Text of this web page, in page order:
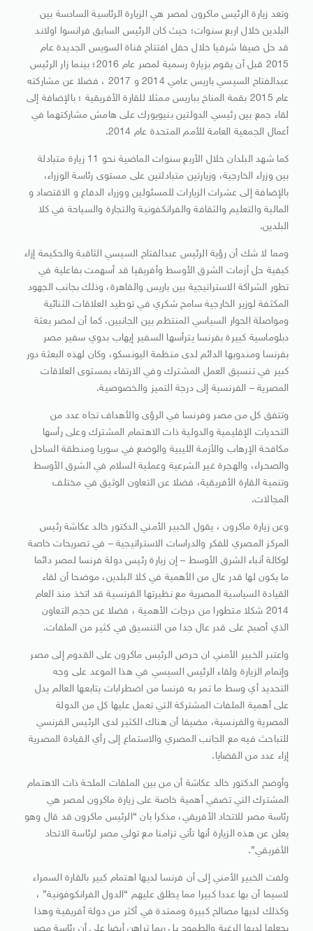
وتعد زيارة الرئيس ماكرون لمصر هي الزيارة الرئاسية السادسة بين
البلدين خلال اربع سنوات؛ حيث كان الرئيس السابق فرانسوا اولاند
قد حل ضيفا شرفيا خلال حفل افتتاح قناة السويس الجديدة عام
2015 قبل أن يقوم بزيارة رسمية لمصر عام 2016؛ بينما زار الرئيس
عبدالفتاح السيسي باريس عامي 2014 و 2017 ، فضلا عن مشاركته
عام 2015 بقمة المناخ بباريس ممثلا للقارة الأفريقية ؛ بالإضافة إلى
لقاء جمع بين رئيسي الدولتين بنيويورك على هامش مشاركتهما في
أعمال الجمعية العامة للأمم المتحدة عام 2014.
كما شهد البلدان خلال الأربع سنوات الماضية نحو 11 زيارة متبادلة
بين وزراء الخارجية، وزيارتين متبادلتين على مستوى رئاسة الوزراء،
بالإضافة إلى عشرات الزيارات للمسئولين ووزراء الدفاع و الاقتصاد و
المالية والتعليم والثقافة والفرانكفونية والتجارة والسياحة في كلا
البلدين.
ومما لا شك أن رؤية الرئيس عبدالفتاح السيسي الثاقبة والحكيمة إزاء
كيفية حل أزمات الشرق الأوسط وأفريقيا قد أسهمت بفاعلية في
تطور الشراكة الاستراتيجية بين باريس والقاهرة، وذلك بجانب الجهود
المكثفة لوزير الخارجية سامح شكري في توطيد العلاقات الثنائية
ومواصلة الحوار السياسي المنتظم بين الجانبين. كما أن لمصر بعثة
دبلوماسية كبيرة بفرنسا يترأسها السفير إيهاب بدوي سفير مصر
بفرنسا ومندوبها الدائم لدى منظمة اليونسكو، وكان لهذه البعثة دور
كبير في تنسيق العمل المشترك وفي الارتقاء بمستوى العلاقات
المصرية – الفرنسية إلى درجة التميز والخصوصية.
وتتفق كل من مصر وفرنسا في الرؤى والأهداف تجاه عدد من
التحديات الإقليمية والدولية ذات الاهتمام المشترك وعلى رأسها
مكافحة الإرهاب والأزمة الليبية والوضع في سوريا ومنطقة الساحل
والصحراء، والهجرة غير الشرعية وعملية السلام في الشرق الأوسط
وتنمية القارة الأفريقية، فضلا عن التعاون الوثيق في مختلف
المجالات.
وعن زيارة ماكرون ، يقول الخبير الأمني الدكتور خالد عكاشة رئيس
المركز المصري للفكر والدراسات الاستراتيجية – في تصريحات خاصة
لوكالة أنباء الشرق الأوسط – إن زيارة رئيس دولة فرنسا لمصر دائما
ما يكون لها قدر عال من الأهمية في كلا البلدين، موضحا أن لقاء
القيادة السياسية المصرية مع نظيرتها الفرنسية قد اتخذ منذ العام
2014 شكلا متطورا من درجات الأهمية ، فضلا عن حجم التعاون
الذي أصبح على قدر عال جدا من التنسيق في كثير من الملفات.
واعتبر الخبير الأمني ان حرص الرئيس ماكرون على القدوم إلى مصر
وإتمام الزيارة ولقاء الرئيس السيسي في هذا الموعد على وجه
التحديد أي وسط ما تمر به فرنسا من اضطرابات يتابعها العالم يدل
على أهمية الملفات المشتركة التي تعمل عليها كل من الدولة
المصرية والفرنسية، مضيفا أن هناك الكثير لدى الرئيس الفرنسي
للتباحث فيه مع الجانب المصري والاستماع إلى رأي القيادة المصرية
إزاء عدد من القضايا.
وأوضح الدكتور خالد عكاشة أن من بين الملفات الملحة ذات الاهتمام
المشترك التي تضفي أهمية خاصة على زيارة ماكرون لمصر هي
رئاسة مصر للاتحاد الأفريقي، مذكرا بان “الرئيس ماكرون قد قال وهو
يعلن عن هذه الزيارة أنها تأتي تزامنا مع تولي مصر لرئاسة الاتحاد
الأفريقي”.
ولفت الخبير الأمني إلى أن فرنسا لديها اهتمام كبير بالقارة السمراء
لاسيما أن بها عددا كبيرا مما يطلق عليهم “الدول الفرانكوفونية” ،
وكذلك لديها مصالح كبيرة وممتدة في أكثر من دولة أفريقية وهذا